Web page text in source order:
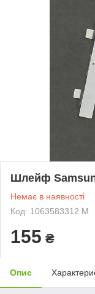
Шлейф
Немає в наявності
Код: 1063583312 M
155 ₴
Опис